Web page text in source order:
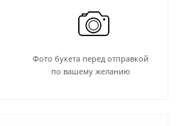
Фото букета перед отправкой
по вашему желанию